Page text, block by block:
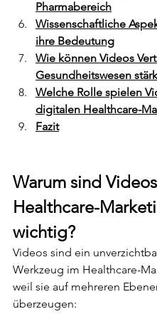
Pharmabereich
Wissenschaftliche
ihre Bedeutung
Wie können Videos
Gesundheitswesen
Welche Rolle spielen
digitalen Healthcare-
Fazit
Warum sind
Healthcare-
wichtig?
Videos sind ein
Werkzeug im Healthcare-
weil sie auf mehreren
überzeugen: